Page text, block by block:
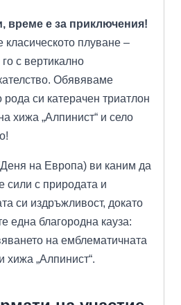
време е за приключения!
класическото плуване –
с вертикално
Обявяваме
рода си катерачен триатлон
хижа „Алпинист“ и село
на Европа) ви каним да
сили с природата и
си издръжливост, докато
една благородна кауза:
на емблематичната
хижа „Алпинист“.